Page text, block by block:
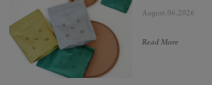
August.06.2026
Read More